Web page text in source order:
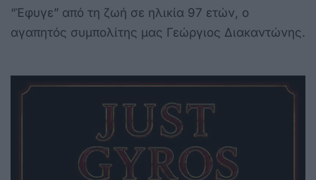
“Έφυγε” από τη ζωή σε ηλικία 97 ετών, ο
αγαπητός συμπολίτης μας Γεώργιος Διακαντώνης.